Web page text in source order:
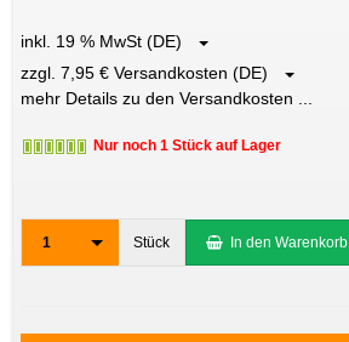
inkl. 19 % MwSt (DE)
zzgl. 7,95 € Versandkosten (DE)
mehr Details zu den Versandkosten ...
Nur noch 1 Stück auf Lager
1 Stück In den Warenkorb